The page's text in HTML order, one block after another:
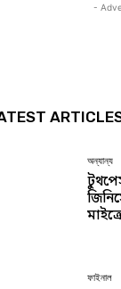
-
অন্যান্য
ফাইনাল